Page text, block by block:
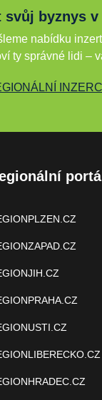
byznys
nabídku
ty správné lidi –